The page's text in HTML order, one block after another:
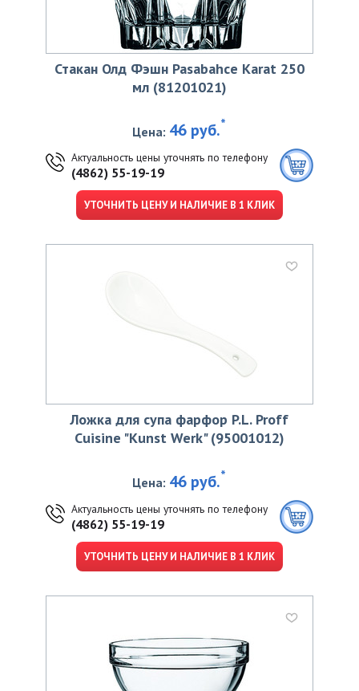
Стакан Олд Фэшн Pasabahce Karat 250
мл (81201021)
Цена: 46 руб.*
Актуальность цены уточнять по телефону
(4862) 55-19-19
УТОЧНИТЬ ЦЕНУ И НАЛИЧИЕ В 1 КЛИК
Ложка для супа фарфор P.L. Proff
Cuisine "Kunst Werk" (95001012)
Цена: 46 руб.*
Актуальность цены уточнять по телефону
(4862) 55-19-19
УТОЧНИТЬ ЦЕНУ И НАЛИЧИЕ В 1 КЛИК